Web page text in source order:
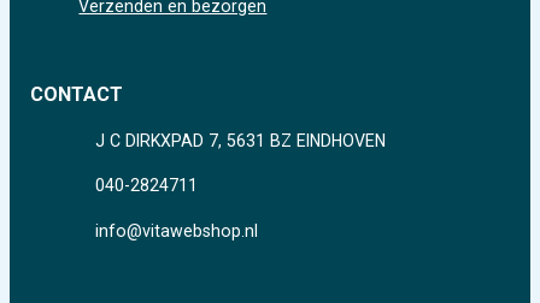
Verzenden en bezorgen
CONTACT
J C DIRKXPAD 7, 5631 BZ EINDHOVEN
040-2824711
info@vitawebshop.nl